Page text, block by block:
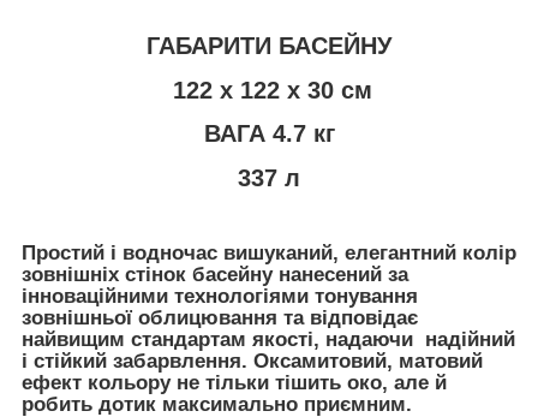
ГАБАРИТИ БАСЕЙНУ
122 х 122 х 30 см
ВАГА 4.7 кг
337 л
Простий і водночас вишуканий, елегантний колір
зовнішніх стінок басейну нанесений за
інноваційними технологіями тонування
зовнішньої облицювання та відповідає
найвищим стандартам якості, надаючи надійний
і стійкий забарвлення. Оксамитовий, матовий
ефект кольору не тільки тішить око, але й
робить дотик максимально приємним.